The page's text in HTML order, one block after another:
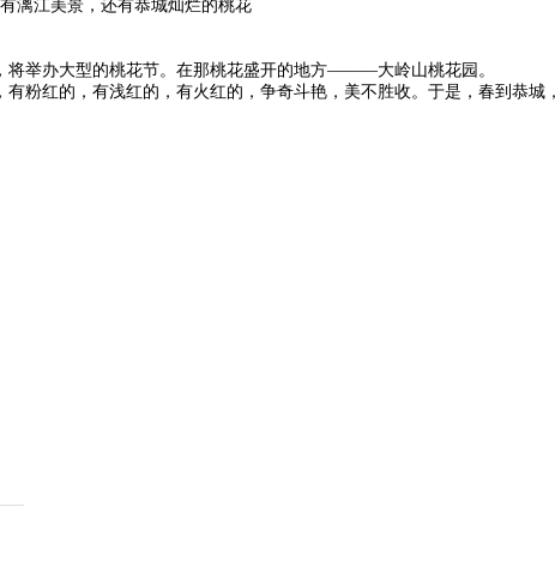
漓江美景，还有恭城灿烂的桃花
将举办大型的桃花节。在那桃花盛开的地方———大岭山桃花园。
粉红的，有浅红的，有火红的，争奇斗艳，美不胜收。于是，春到恭